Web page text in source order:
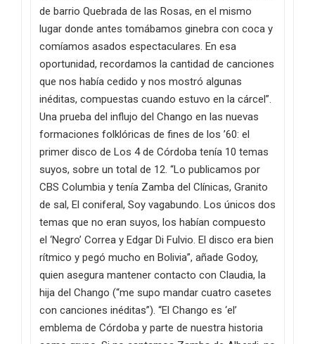
de barrio Quebrada de las Rosas, en el mismo
lugar donde antes tomábamos ginebra con coca y
comíamos asados espectaculares. En esa
oportunidad, recordamos la cantidad de canciones
que nos había cedido y nos mostró algunas
inéditas, compuestas cuando estuvo en la cárcel”.
Una prueba del influjo del Chango en las nuevas
formaciones folklóricas de fines de los ’60: el
primer disco de Los 4 de Córdoba tenía 10 temas
suyos, sobre un total de 12. “Lo publicamos por
CBS Columbia y tenía Zamba del Clínicas, Granito
de sal, El coniferal, Soy vagabundo. Los únicos dos
temas que no eran suyos, los habían compuesto
el ‘Negro’ Correa y Edgar Di Fulvio. El disco era bien
rítmico y pegó mucho en Bolivia”, añade Godoy,
quien asegura mantener contacto con Claudia, la
hija del Chango (“me supo mandar cuatro casetes
con canciones inéditas”). “El Chango es ‘el’
emblema de Córdoba y parte de nuestra historia